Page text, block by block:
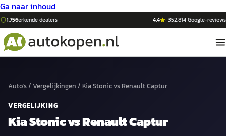
Ga naar inhoud
1.756erkende dealers 4,4 ·352.814Google-reviews
Auto's/ Vergelijkingen / Kia StonicvsRenault Captur
VERGELIJKING
Kia StonicvsRenault Captur